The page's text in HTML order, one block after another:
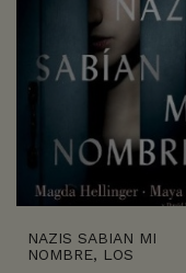
NAZIS SABIAN MI
NOMBRE, LOS